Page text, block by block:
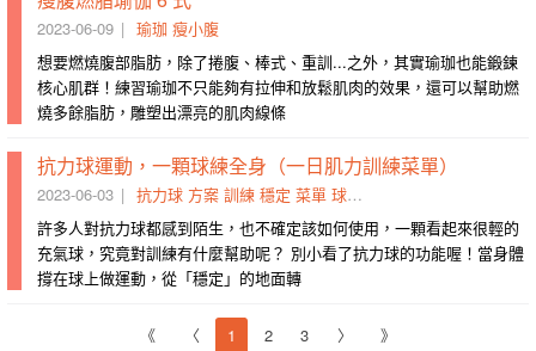
2023-06-09 瑜珈 瘦小腹
想要燃燒腹部脂肪，除了捲腹、棒式、重訓...之外，其實瑜珈也能鍛鍊
核心肌群！練習瑜珈不只能夠有拉伸和放鬆肌肉的效果，還可以幫助燃
燒多餘脂肪，雕塑出漂亮的肌肉線條
抗力球運動，一顆球練全身（一日肌力訓練菜單）
2023-06-03 抗力球 方案 訓練 穩定 菜單 球練
許多人對抗力球都感到陌生，也不確定該如何使用，一顆看起來很輕的
充氣球，究竟對訓練有什麼幫助呢？ 別小看了抗力球的功能喔！當身體
撐在球上做運動，從「穩定」的地面轉
《 〈 1 2 3 〉 》